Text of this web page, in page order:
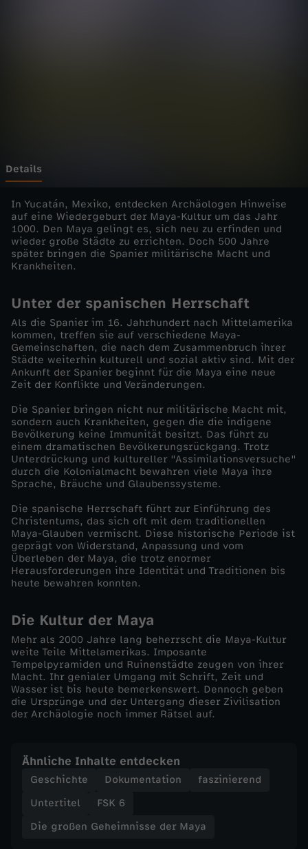
e
i
m
n
i
s
s
e
d
e
r
M
a
a
-
V
r
m
ä
Details
In Yucatán, Mexiko, entdecken Archäologen Hinweise
auf eine Wiedergeburt der Maya-Kultur um das Jahr
1000. Den Maya gelingt es, sich neu zu erfinden und
wieder große Städte zu errichten. Doch 500 Jahre
später bringen die Spanier militärische Macht und
Krankheiten.
Unter der spanischen Herrschaft
Als die Spanier im 16. Jahrhundert nach Mittelamerika
kommen, treffen sie auf verschiedene Maya-
Gemeinschaften, die nach dem Zusammenbruch ihrer
Städte weiterhin kulturell und sozial aktiv sind. Mit der
Ankunft der Spanier beginnt für die Maya eine neue
Zeit der Konflikte und Veränderungen.
Die Spanier bringen nicht nur militärische Macht mit,
sondern auch Krankheiten, gegen die die indigene
Bevölkerung keine Immunität besitzt. Das führt zu
einem dramatischen Bevölkerungsrückgang. Trotz
Unterdrückung und kultureller "Assimilationsversuche"
durch die Kolonialmacht bewahren viele Maya ihre
Sprache, Bräuche und Glaubenssysteme.
Die spanische Herrschaft führt zur Einführung des
Christentums, das sich oft mit dem traditionellen
Maya-Glauben vermischt. Diese historische Periode ist
geprägt von Widerstand, Anpassung und vom
Überleben der Maya, die trotz enormer
Herausforderungen ihre Identität und Traditionen bis
heute bewahren konnten.
Die Kultur der Maya
Mehr als 2000 Jahre lang beherrscht die Maya-Kultur
weite Teile Mittelamerikas. Imposante
Tempelpyramiden und Ruinenstädte zeugen von ihrer
Macht. Ihr genialer Umgang mit Schrift, Zeit und
Wasser ist bis heute bemerkenswert. Dennoch geben
die Ursprünge und der Untergang dieser Zivilisation
der Archäologie noch immer Rätsel auf.
Ähnliche Inhalte entdecken
Geschichte Dokumentation
faszinierend
Untertitel
FSK 6
Die großen Geheimnisse der Maya